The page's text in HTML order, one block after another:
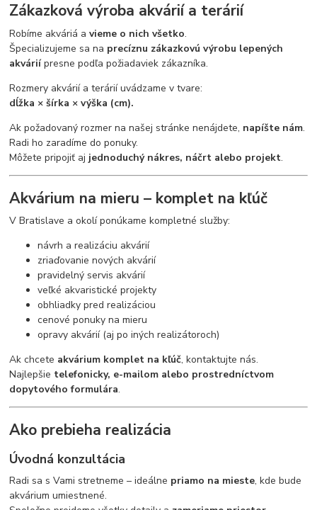
Zákazková výroba akvárií a terárií
Robíme akváriá avieme o nich všetko.
Špecializujeme sa na precíznu zákazkovú výrobu lepených
akváriípresne podľa požiadaviek zákazníka.
Rozmery akvárií a terárií uvádzame v tvare:
dĺžka × šírka × výška (cm).
Ak požadovaný rozmer na našej stránke nenájdete, napíšte nám.
Radi ho zaradíme do ponuky.
Môžete pripojiť aj jednoduchý nákres, náčrt alebo projekt.
Akvárium na mieru – komplet na kľúč
V Bratislave a okolí ponúkame kompletné služby:
návrh a realizáciu akvárií
zriaďovanie nových akvárií
pravidelný servis akvárií
veľké akvaristické projekty
obhliadky pred realizáciou
cenové ponuky na mieru
opravy akvárií (aj po iných realizátoroch)
Ak chcete akvárium komplet na kľúč, kontaktujte nás.
Najlepšie telefonicky, e-mailom alebo prostredníctvom
dopytového formulára.
Ako prebieha realizácia
Úvodná konzultácia
Radi sa s Vami stretneme – ideálne priamo na mieste, kde bude
akvárium umiestnené.